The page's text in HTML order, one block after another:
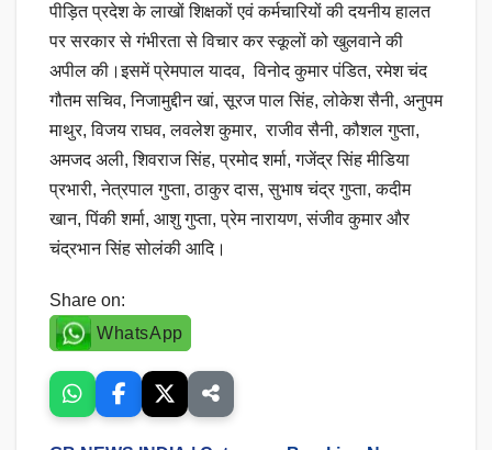
पीड़ित प्रदेश के लाखों शिक्षकों एवं कर्मचारियों की दयनीय हालत
पर सरकार से गंभीरता से विचार कर स्कूलों को खुलवाने की
अपील की।इसमें प्रेमपाल यादव, विनोद कुमार पंडित, रमेश चंद
गौतम सचिव, निजामुद्दीन खां, सूरज पाल सिंह, लोकेश सैनी, अनुपम
माथुर, विजय राघव, लवलेश कुमार, राजीव सैनी, कौशल गुप्ता,
अमजद अली, शिवराज सिंह, प्रमोद शर्मा, गजेंद्र सिंह मीडिया
प्रभारी, नेत्रपाल गुप्ता, ठाकुर दास, सुभाष चंद्र गुप्ता, कदीम
खान, पिंकी शर्मा, आशु गुप्ता, प्रेम नारायण, संजीव कुमार और
चंद्रभान सिंह सोलंकी आदि।
Share on:
WhatsApp